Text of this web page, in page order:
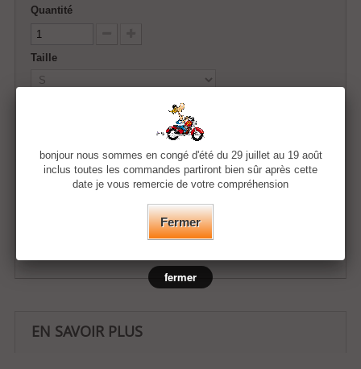
Quantité
Taille
Ajouter au panier
Ajouter à ma liste d'envies
EN SAVOIR PLUS
bonjour nous sommes en congé d'été du 29 juillet au 19 août
inclus toutes les commandes partiront bien sûr après cette
date je vous remercie de votre compréhension
Fermer
fermer